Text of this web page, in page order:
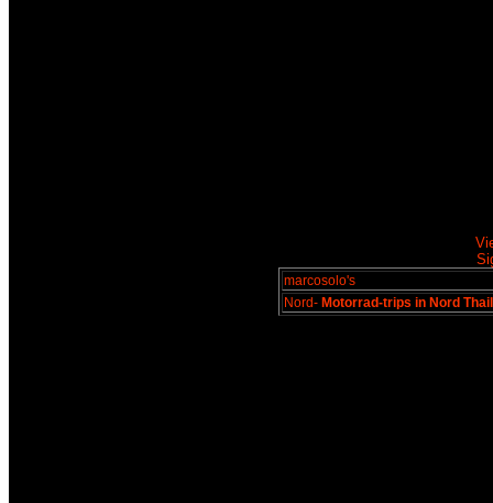
marcosolo's
Nord- Motorrad-trips in Nord